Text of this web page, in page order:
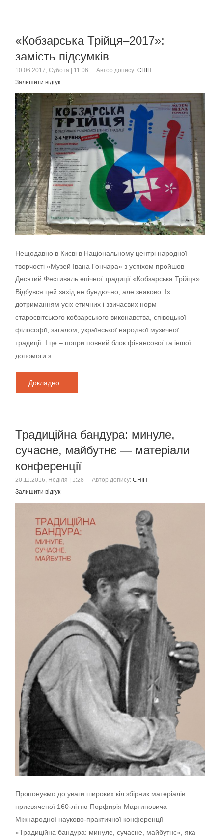
«Кобзарська Трійця–2017»:
замість підсумків
10.06.2017, Субота | 11:06 Автор допису: СНІП
Залишити відгук
Нещодавно в Києві в Національному центрі народної
творчості «Музей Івана Гончара» з успіхом пройшов
Десятий Фестиваль епічної традиції «Кобзарська Трійця».
Відбувся цей захід не бундючно, але знаково. Із
дотриманням усіх етичних і звичаєвих норм
старосвітського кобзарського виконавства, співоцької
філософії, загалом, української народної музичної
традиції. І це – попри повний блок фінансової та іншої
допомоги з…
Докладно...
Традиційна бандура: минуле,
сучасне, майбутнє — матеріали
конференції
20.11.2016, Неділя | 1:28 Автор допису: СНІП
Залишити відгук
Пропонуємо до уваги широких кіл збірник матеріалів
присвяченої 160-літтю Порфирія Мартиновича
Міжнародної науково-практичної конференції
«Традиційна бандура: минуле, сучасне, майбутнє», яка